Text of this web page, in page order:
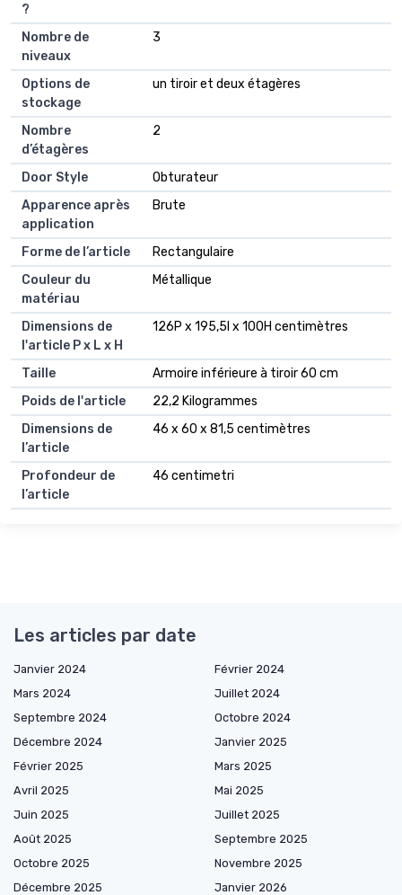
?
Nombre de
niveaux
3
Options de
stockage
un tiroir et deux étagères
Nombre
d’étagères
2
Door Style
Obturateur
Apparence après
application
Brute
Forme de l’article
Rectangulaire
Couleur du
matériau
Métallique
Dimensions de
l'article P x L x H
126P x 195,5l x 100H centimètres
Taille
Armoire inférieure à tiroir 60 cm
Poids de l'article
22,2 Kilogrammes
Dimensions de
l’article
46 x 60 x 81,5 centimètres
Profondeur de
l’article
46 centimetri
Les articles par date
Janvier 2024
Février 2024
Mars 2024
Juillet 2024
Septembre 2024
Octobre 2024
Décembre 2024
Janvier 2025
Février 2025
Mars 2025
Avril 2025
Mai 2025
Juin 2025
Juillet 2025
Août 2025
Septembre 2025
Octobre 2025
Novembre 2025
Décembre 2025
Janvier 2026